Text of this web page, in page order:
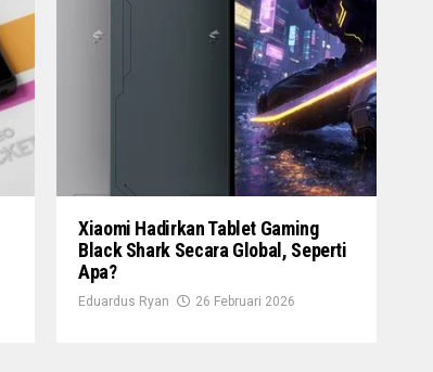
Xiaomi Hadirkan Tablet Gaming
Black Shark Secara Global, Seperti
Apa?
Eduardus Ryan 26 Februari 2026